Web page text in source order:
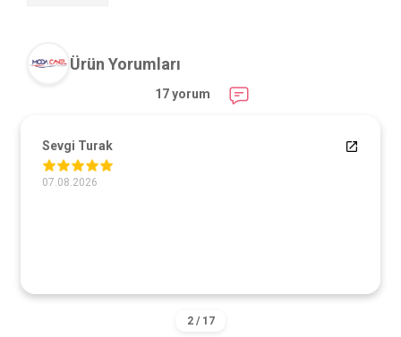
Ürün Yorumları
17 yorum
Sevgi Turak
07.08.2026